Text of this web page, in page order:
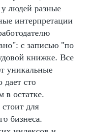
у людей разные
интерпретации
с записью "по
книжке. Все
уникальные
дает сто
в остатке.
для
бизнеса.